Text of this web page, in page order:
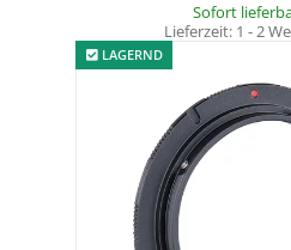
Sofort
Lieferzeit: 1 - 2
LAGERND